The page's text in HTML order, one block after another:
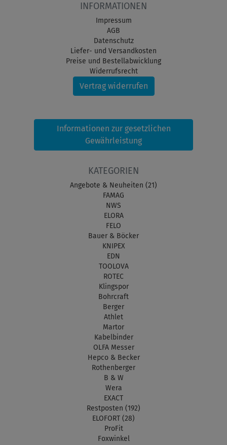
INFORMATIONEN
Impressum
AGB
Datenschutz
Liefer- und Versandkosten
Preise und Bestellabwicklung
Widerrufsrecht
Vertrag widerrufen
Informationen zur gesetzlichen
Gewährleistung
KATEGORIEN
Angebote & Neuheiten (21)
FAMAG
NWS
ELORA
FELO
Bauer & Böcker
KNIPEX
EDN
TOOLOVA
ROTEC
Klingspor
Bohrcraft
Berger
Athlet
Martor
Kabelbinder
OLFA Messer
Hepco & Becker
Rothenberger
B & W
Wera
EXACT
Restposten (192)
ELOFORT (28)
ProFit
Foxwinkel